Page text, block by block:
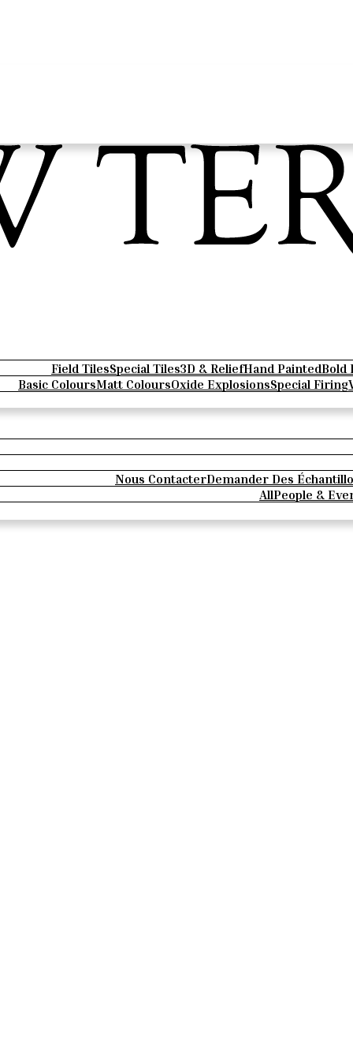
Field TilesSpecial Tiles3D & ReliefHand PaintedBold
Basic ColoursMatt ColoursOxide ExplosionsSpecial Firing
Nous ContacterDemander Des
AllPeople &